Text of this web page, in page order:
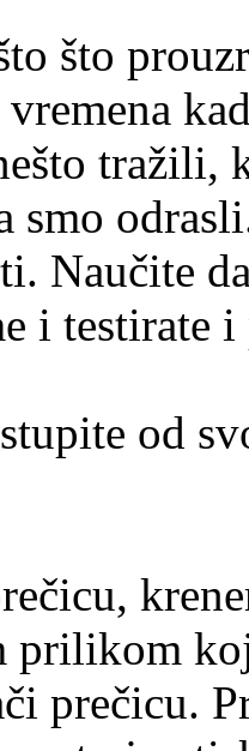
što
tražili,
smo
Naučite
i testirate
od
prilikom
prečicu.